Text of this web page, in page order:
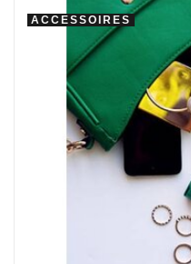
ACCESSOIRES